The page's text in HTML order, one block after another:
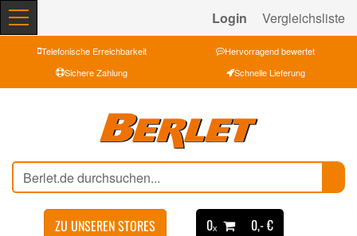
Login Vergleichsliste
Telefonische Erreichbarkeit
Hervorragend bewertet
Sichere Zahlung
Schnelle Lieferung
ZU UNSEREN STORES 0ₓ 0,- €